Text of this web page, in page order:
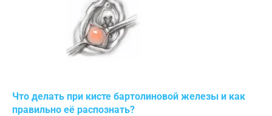
Что делать при кисте бартолиновой железы и как
правильно её распознать?